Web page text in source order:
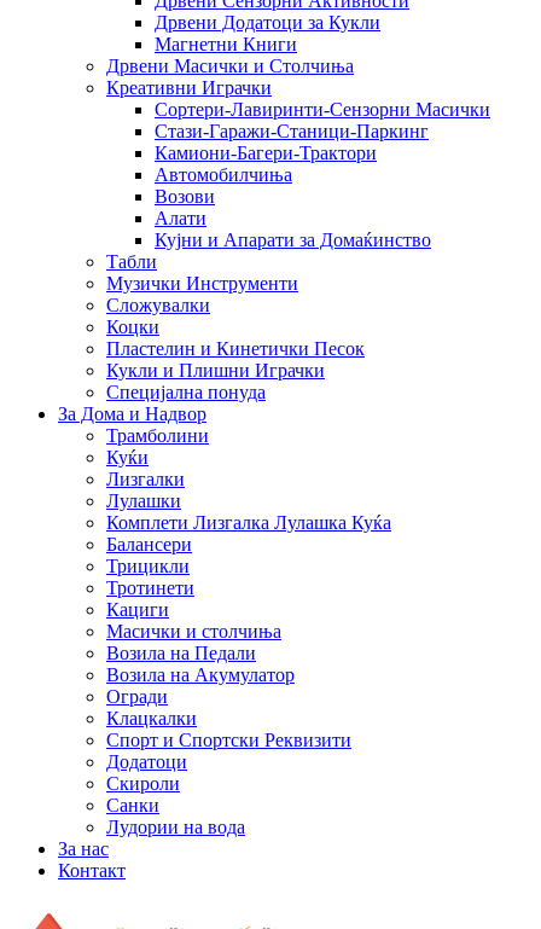
Дрвени Додатоци за Кукли
Магнетни Книги
Дрвени Масички и Столчиња
Креативни Играчки
Сортери-Лавиринти-Сензорни Масички
Стази-Гаражи-Станици-Паркинг
Камиони-Багери-Трактори
Автомобилчиња
Возови
Алати
Кујни и Апарати за Домаќинство
Табли
Музички Инструменти
Сложувалки
Коцки
Пластелин и Кинетички Песок
Кукли и Плишни Играчки
Специјална понуда
За Дома и Надвор
Трамболини
Куќи
Лизгалки
Лулашки
Комплети Лизгалка Лулашка Куќа
Балансери
Трицикли
Тротинети
Кациги
Mасички и столчиња
Возила на Педали
Возила на Акумулатор
Огради
Клацкалки
Спорт и Спортски Реквизити
Додатоци
Скироли
Санки
Лудории на вода
За нас
Контакт